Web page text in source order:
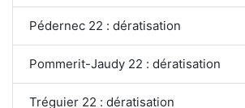
Pédernec 22 : dératisation
Pommerit-Jaudy 22 : dératisation
Tréguier 22 : dératisation